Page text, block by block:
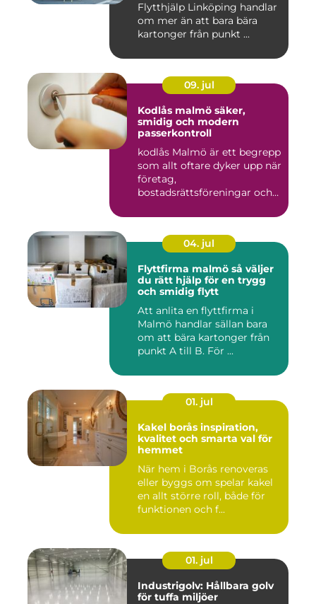
Flytthjälp Linköping handlar
om mer än att bara bära
kartonger från punkt ...
09. jul
Kodlås malmö säker,
smidig och modern
passerkontroll
kodlås Malmö är ett begrepp
som allt oftare dyker upp när
företag,
bostadsrättsföreningar och
04. jul
Flyttfirma malmö så väljer
du rätt hjälp för en trygg
och smidig flytt
Att anlita en flyttfirma i
Malmö handlar sällan bara
om att bära kartonger från
punkt A till B. För ...
01. jul
Kakel borås inspiration,
kvalitet och smarta val för
hemmet
När hem i Borås renoveras
eller byggs om spelar kakel
en allt större roll, både för
funktionen och f...
01. jul
Industrigolv: Hållbara golv
för tuffa miljöer